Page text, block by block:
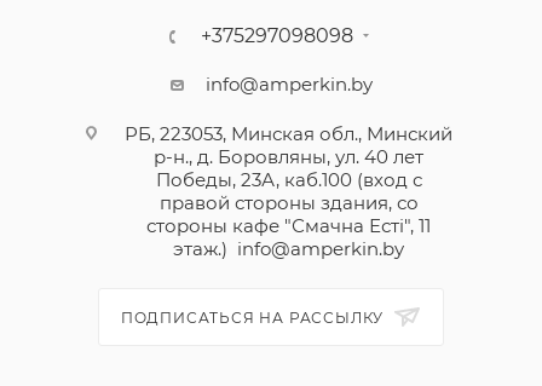
+375297098098
info@amperkin.by
РБ, 223053, Минская обл., Минский
р-н., д. Боровляны, ул. 40 лет
Победы, 23А, каб.100 (вход с
правой стороны здания, со
стороны кафе "Смачна Естi", 11
этаж.) info@amperkin.by
ПОДПИСАТЬСЯ НА РАССЫЛКУ